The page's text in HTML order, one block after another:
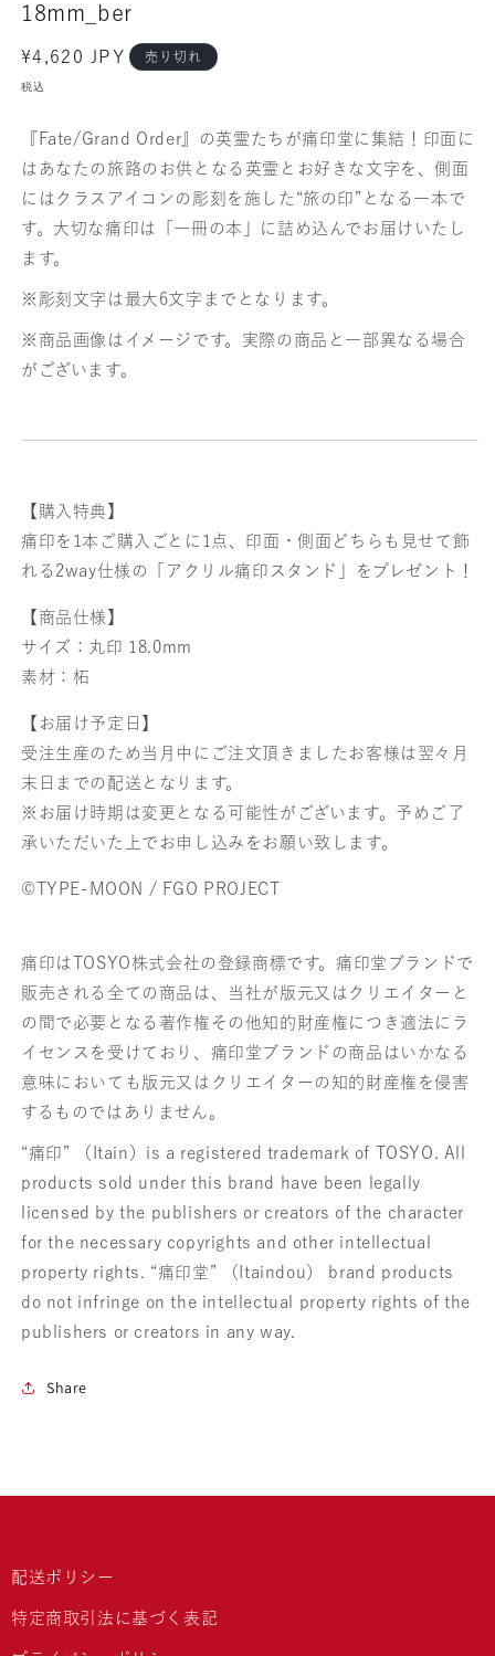
18mm_ber
通
常
格
¥4,620 JPY 売り切れ
税込
『Fate/Grand Order』の英霊たちが痛印堂に集結！印面に
はあなたの旅路のお供となる英霊とお好きな文字を、側面
にはクラスアイコンの彫刻を施した“旅の印”となる一本で
す。大切な痛印は「一冊の本」に詰め込んでお届けいたし
ます。
※彫刻文字は最大6文字までとなります。
※商品画像はイメージです。実際の商品と一部異なる場合
がございます。
【購入特典】
痛印を1本ご購入ごとに1点、印面・側面どちらも見せて飾
れる2way仕様の「アクリル痛印スタンド」をプレゼント！
【商品仕様】
サイズ：丸印 18.0mm
素材：柘
【お届け予定日】
受注生産のため当月中にご注文頂きましたお客様は翌々月
末日までの配送となります。
※お届け時期は変更となる可能性がございます。予めご了
承いただいた上でお申し込みをお願い致します。
©TYPE-MOON / FGO PROJECT
痛印はTOSYO株式会社の登録商標です。痛印堂ブランドで
販売される全ての商品は、当社が版元又はクリエイターと
の間で必要となる著作権その他知的財産権につき適法にラ
イセンスを受けており、痛印堂ブランドの商品はいかなる
意味においても版元又はクリエイターの知的財産権を侵害
するものではありません。
“痛印” （Itain）is a registered trademark of TOSYO. All
products sold under this brand have been legally
licensed by the publishers or creators of the character
for the necessary copyrights and other intellectual
property rights. “痛印堂” （Itaindou） brand products
do not infringe on the intellectual property rights of the
publishers or creators in any way.
Share
配送ポリシー
特定商取引法に基づく表記